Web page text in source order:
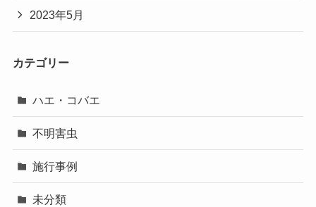
2023年5月
カテゴリー
ハエ・コバエ
不明害虫
施行事例
未分類